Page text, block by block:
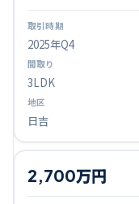
2025年Q4
3LDK
日吉
2,700万円